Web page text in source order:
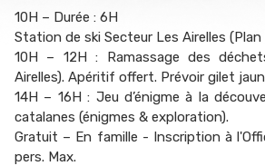
10H – Durée : 6H
Station de ski Secteur Les Airelles (Plan
10H – 12H : Ramassage des
Airelles). Apéritif offert. Prévoir gilet
14H – 16H : Jeu d’énigme à la
catalanes (énigmes & exploration).
Gratuit – En famille - Inscription à
pers. Max.